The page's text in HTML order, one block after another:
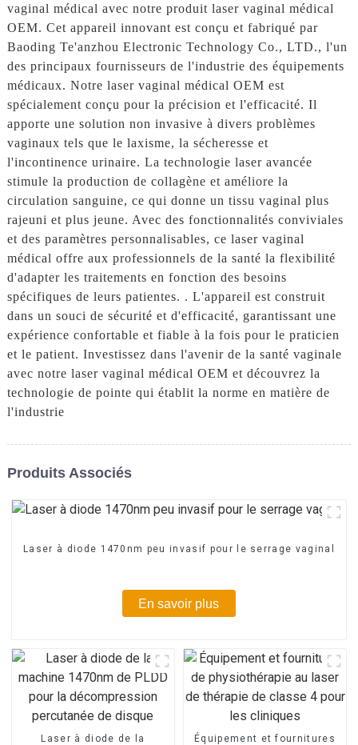
vaginal médical avec notre produit laser vaginal médical
OEM. Cet appareil innovant est conçu et fabriqué par
Baoding Te'anzhou Electronic Technology Co., LTD., l'un
des principaux fournisseurs de l'industrie des équipements
médicaux. Notre laser vaginal médical OEM est
spécialement conçu pour la précision et l'efficacité. Il
apporte une solution non invasive à divers problèmes
vaginaux tels que le laxisme, la sécheresse et
l'incontinence urinaire. La technologie laser avancée
stimule la production de collagène et améliore la
circulation sanguine, ce qui donne un tissu vaginal plus
rajeuni et plus jeune. Avec des fonctionnalités conviviales
et des paramètres personnalisables, ce laser vaginal
médical offre aux professionnels de la santé la flexibilité
d'adapter les traitements en fonction des besoins
spécifiques de leurs patientes. . L'appareil est construit
dans un souci de sécurité et d'efficacité, garantissant une
expérience confortable et fiable à la fois pour le praticien
et le patient. Investissez dans l'avenir de la santé vaginale
avec notre laser vaginal médical OEM et découvrez la
technologie de pointe qui établit la norme en matière de
l'industrie
Produits Associés
Laser à diode 1470nm peu invasif pour le serrage vaginal
En savoir plus
Laser à diode de la
Équipement et fournitures